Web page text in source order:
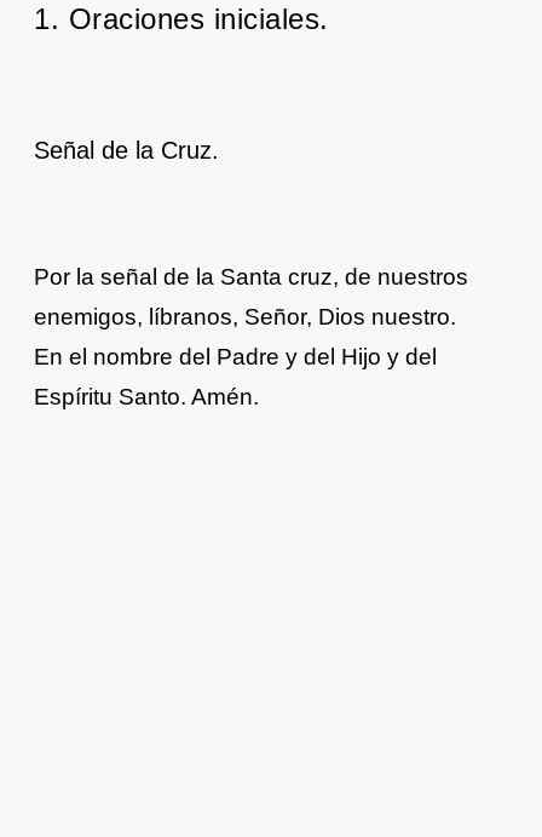
1. Oraciones iniciales.
Señal de la Cruz.
Por la señal de la Santa cruz, de nuestros
enemigos, líbranos, Señor, Dios nuestro.
En el nombre del Padre y del Hijo y del
Espíritu Santo. Amén.